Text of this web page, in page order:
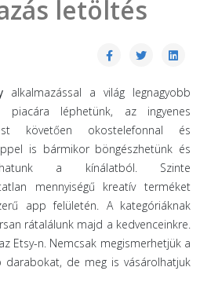
letöltés
alkalmazással a világ legnagyobb
piacára léphetünk, az ingyenes
követően okostelefonnal és
is bármikor böngészhetünk és
a kínálatból. Szinte
mennyiségű kreatív terméket
app felületén. A kategóriáknak
rátalálunk majd a kedvenceinkre.
Etsy-n. Nemcsak megismerhetjük a
darabokat, de meg is vásárolhatjuk